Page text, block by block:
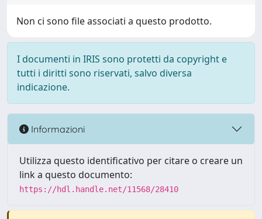
Non ci sono file associati a questo prodotto.
I documenti in IRIS sono protetti da copyright e
tutti i diritti sono riservati, salvo diversa
indicazione.
Informazioni
Utilizza questo identificativo per citare o creare un
link a questo documento:
https://hdl.handle.net/11568/28410